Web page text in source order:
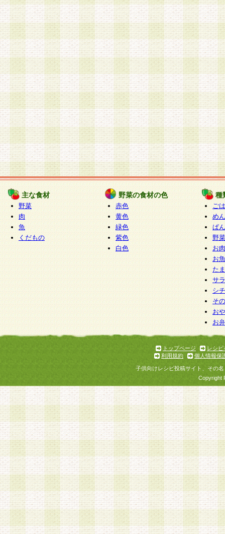
主な食材
野菜
肉
魚
くだもの
野菜の食材の色
赤色
黄色
緑色
紫色
白色
種
ご
めん
ぱん
野
お
お
た
サ
シ
そ
お
お
トップページ
レシピ
利用規約
個人情報保
子供向けレシピ投稿サイト、その
Copyright